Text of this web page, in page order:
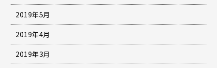
2019年5月
2019年4月
2019年3月